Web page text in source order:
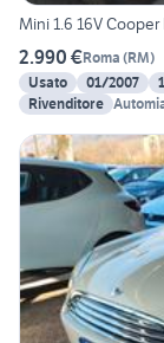
Mini 1.6 16V Cooper
2.990 €Roma (RM)
Usato
01/2007
Rivenditore